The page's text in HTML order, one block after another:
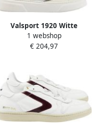
Valsport 1920 Witte
Zilveren Toernooischoenen
1 webshop
€ 204,97